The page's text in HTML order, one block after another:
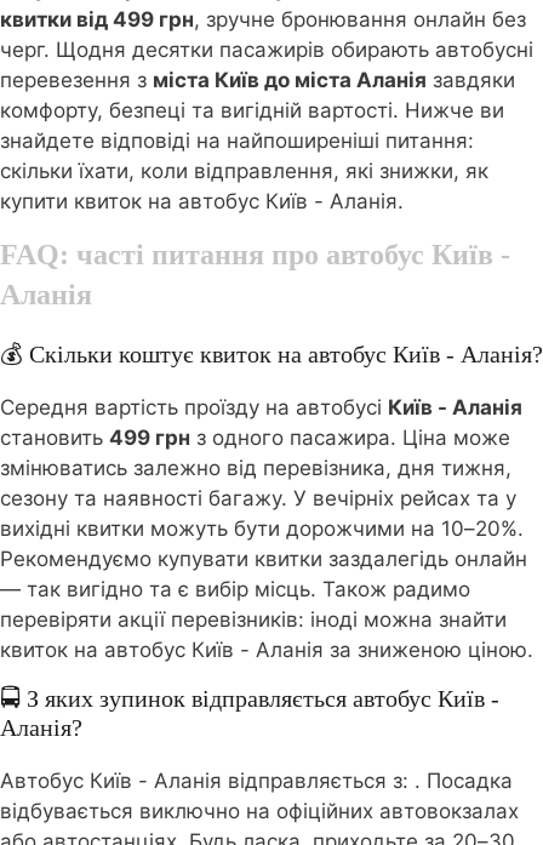
квитки від 499 грн, зручне бронювання онлайн без
черг. Щодня десятки пасажирів обирають автобусні
перевезення з міста Київ до міста Аланія завдяки
комфорту, безпеці та вигідній вартості. Нижче ви
знайдете відповіді на найпоширеніші питання:
скільки їхати, коли відправлення, які знижки, як
купити квиток на автобус Київ - Аланія.
FAQ: часті питання про автобус Київ -
Аланія
💰 Скільки коштує квиток на автобус Київ - Аланія?
Середня вартість проїзду на автобусі Київ - Аланія
становить 499 грн з одного пасажира. Ціна може
змінюватись залежно від перевізника, дня тижня,
сезону та наявності багажу. У вечірніх рейсах та у
вихідні квитки можуть бути дорожчими на 10–20%.
Рекомендуємо купувати квитки заздалегідь онлайн
— так вигідно та є вибір місць. Також радимо
перевіряти акції перевізників: іноді можна знайти
квиток на автобус Київ - Аланія за зниженою ціною.
🚍 З яких зупинок відправляється автобус Київ -
Аланія?
Автобус Київ - Аланія відправляється з: . Посадка
відбувається виключно на офіційних автовокзалах